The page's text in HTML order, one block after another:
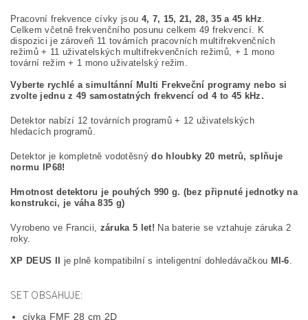
Pracovní frekvence cívky jsou 4, 7, 15, 21, 28, 35 a 45 kHz.
Celkem včetně frekvenčního posunu celkem 49 frekvencí. K
dispozici je zároveň 11 továrních pracovních multifrekvenčních
režimů + 11 uživatelských multifrekvenčních režimů, + 1 mono
tovární režim + 1 mono uživatelský režim.
Vyberte rychlé a simultánní Multi Frekveční programy nebo si
zvolte jednu z 49 samostatných frekvencí od 4 to 45 kHz.
Detektor nabízí 12 továrních programů + 12 uživatelských
hledacích programů.
Detektor je kompletně vodotěsnýdo hloubky 20 metrů, splňuje
normu IP68!
Hmotnost detektoru je pouhých 990 g. (bez připnuté jednotky na
konstrukci, je váha 835 g)
Vyrobeno ve Francii, záruka 5 let! Na baterie se vztahuje záruka 2
roky.
XP DEUS II je plně kompatibilní s inteligentní dohledávačkou MI-6.
SET OBSAHUJE:
cívka FMF 28 cm 2D